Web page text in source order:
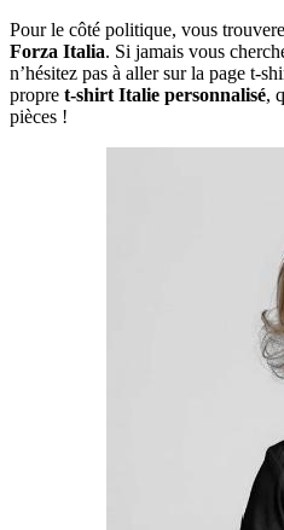
Pour le côté politique, vous
Forza Italia. Si jamais vous
n’hésitez pas à aller sur la page t-
propre t-shirt Italie personnalisé,
pièces !